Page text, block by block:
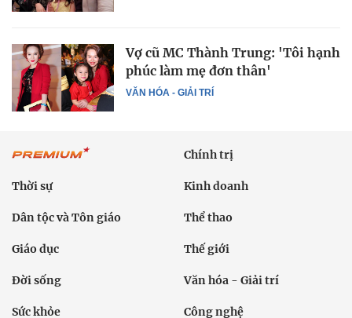
VĂN HÓA - GIẢI TRÍ
Vợ cũ MC Thành Trung: 'Tôi hạnh
phúc làm mẹ đơn thân'
Chính trị
Thời sự Kinh doanh
Dân tộc và Tôn giáo Thể thao
Giáo dục Thế giới
Đời sống Văn hóa - Giải trí
Sức khỏe Công nghệ